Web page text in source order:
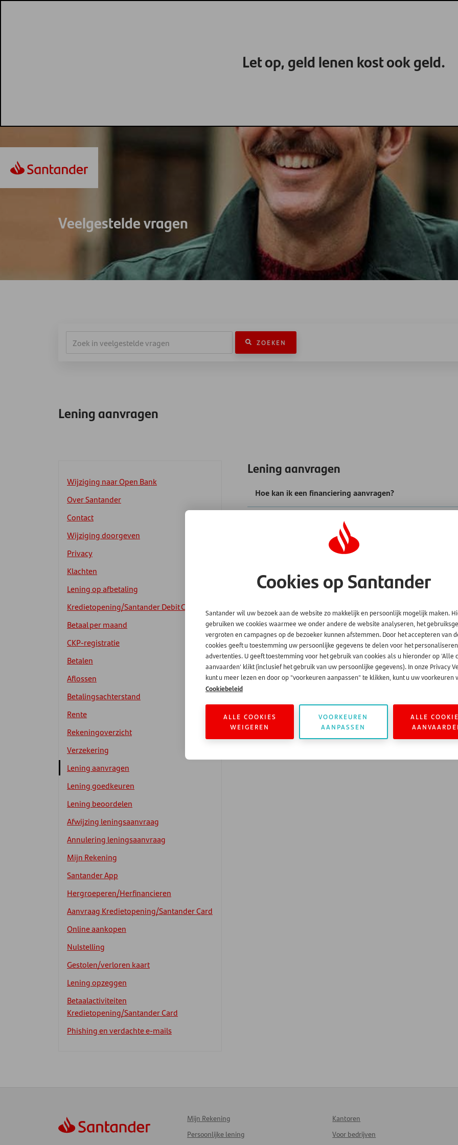
Let op, geld lenen kost ook geld.
Veelgestelde vragen
ZOEKEN
Lening aanvragen
Wijziging naar Open Bank
Over Santander
Contact
Wijziging doorgeven
Privacy
Klachten
Lening op afbetaling
Kredietopening/Santander Debit Card
Betaal per maand
CKP-registratie
Betalen
Aflossen
Betalingsachterstand
Rente
Rekeningoverzicht
Verzekering
Lening aanvragen
Lening goedkeuren
Lening beoordelen
Afwijzing leningsaanvraag
Annulering leningsaanvraag
Mijn Rekening
Santander App
Hergroeperen/Herfinancieren
Aanvraag Kredietopening/Santander Card
Online aankopen
Nulstelling
Gestolen/verloren kaart
Lening opzeggen
Betaalactiviteiten
Kredietopening/Santander Card
Phishing en verdachte e-mails
Lening aanvragen
Hoe kan ik een financiering aanvragen?
Wat gebeurt er na mijn aanvraag?
Kan ik meer dan één lening krijgen als ik extra geld
Welke bewijsdocumenten moet ik aanleveren als ik
Mijn document is afgewezen. Hoe moet ik het juiste
Mijn Rekening
Persoonlijke lening
Kantoren
Voor bedrijven
Cookies op Santander
Santander wil uw bezoek aan de website zo makkelijk en persoonlijk mogelijk maken.
gebruiken we cookies waarmee we onder andere de website analyseren, het
vergroten en campagnes op de bezoeker kunnen afstemmen. Door het accepteren van
cookies geeft u toestemming uw persoonlijke gegevens te delen voor het
advertenties. U geeft toestemming voor het gebruik van cookies als u hieronder op 'Alle
aanvaarden' klikt (inclusief het gebruik van uw persoonlijke gegevens). In onze Privacy
kunt u meer lezen en door op "voorkeuren aanpassen" te klikken, kunt u uw voorkeuren
Cookiebeleid
ALLE COOKIES
WEIGEREN
VOORKEUREN
AANPASSEN
ALLE